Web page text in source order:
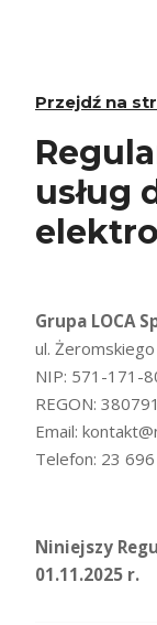
Przejdź na
usług
Grupa LOCA
ul.
NIP: 571-171-
REGON:
Email:
Telefon: 23
Niniejszy
01.11.2025 r.